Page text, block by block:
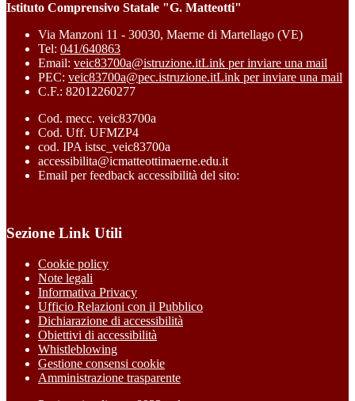
Istituto Comprensivo Statale "G. Matteotti"
Via Manzoni 11 - 30030, Maerne di Martellago (VE)
Tel: 041/640863
Email: veic83700a@istruzione.itLink per inviare una mail
PEC: veic83700a@pec.istruzione.itLink per inviare una mail
C.F.: 82012260277
Cod. mecc. veic83700a
Cod. Uff. UFMZP4
cod. IPA istsc_veic83700a
accessibilita@icmatteottimaerne.edu.it
Email per feedback accessibilità del sito:
Sezione Link Utili
Cookie policy
Note legali
Informativa Privacy
Ufficio Relazioni con il Pubblico
Dichiarazione di accessibilità
Obiettivi di accessibilità
Whistleblowing
Gestione consensi cookie
Amministrazione trasparente